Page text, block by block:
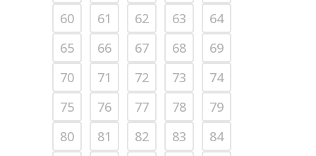
60 61 62 63
64
65
66 67 68
69
70
71 72 73
74
75
76 77 78
79
80
81 82 83
84